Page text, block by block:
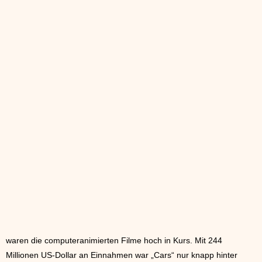
waren die computeranimierten Filme hoch in Kurs. Mit 244
Millionen US-Dollar an Einnahmen war „Cars“ nur knapp hinter